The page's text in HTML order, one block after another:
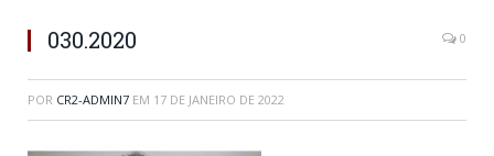
030.2020 0
POR CR2-ADMIN7 EM 17 DE JANEIRO DE 2022